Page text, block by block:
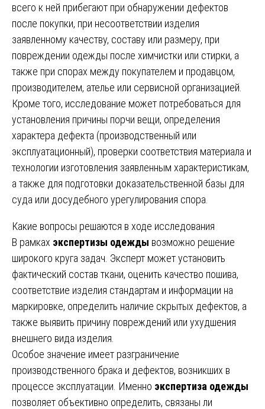
всего к ней прибегают при обнаружении дефектов
после покупки, при несоответствии изделия
заявленному качеству, составу или размеру, при
повреждении одежды после химчистки или стирки, а
также при спорах между покупателем и продавцом,
производителем, ателье или сервисной организацией.
Кроме того, исследование может потребоваться для
установления причины порчи вещи, определения
характера дефекта (производственный или
эксплуатационный), проверки соответствия материала и
технологии изготовления заявленным характеристикам,
а также для подготовки доказательственной базы для
суда или досудебного урегулирования спора.
Какие вопросы решаются в ходе исследования
В рамках экспертизы одежды возможно решение
широкого круга задач. Эксперт может установить
фактический состав ткани, оценить качество пошива,
соответствие изделия стандартам и информации на
маркировке, определить наличие скрытых дефектов, а
также выявить причину повреждений или ухудшения
внешнего вида изделия.
Особое значение имеет разграничение
производственного брака и дефектов, возникших в
процессе эксплуатации. Именно экспертиза одежды
позволяет объективно определить, связаны ли